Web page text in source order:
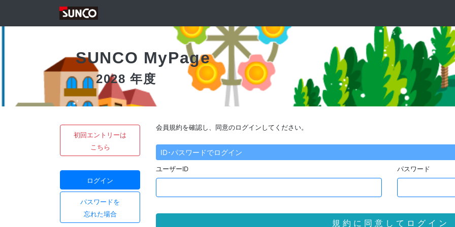
SUNCO MyPage
2028 年度
初回エントリーは
こちら
ログイン
パスワードを
忘れた場合
会員規約を確認し、同意のログインしてください。
ID･パスワードでログイン
ユーザーID パスワード
規 約 に 同 意 し て ロ グ イ ン